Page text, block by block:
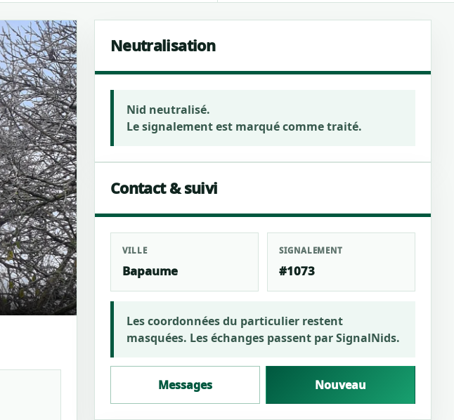
Neutralisation
Nid neutralisé.
Le signalement est marqué comme traité.
Contact & suivi
VILLE
Bapaume
SIGNALEMENT
#1073
Les coordonnées du particulier restent
masquées. Les échanges passent par SignalNids.
Messages Nouveau